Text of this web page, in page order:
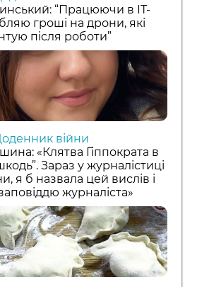
“Працюючи в ІТ-
гроші на дрони, які
після роботи”
війни
«Клятва Гіппократа в
Зараз у журналістиці
я б назвала цей вислів і
журналіста»